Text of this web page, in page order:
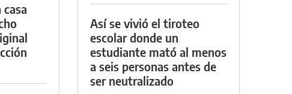
Así se vivió el tiroteo
escolar donde un
estudiante mató al menos
a seis personas antes de
ser neutralizado